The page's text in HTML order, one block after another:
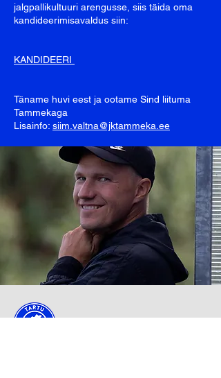
jalgpallikultuuri arengusse, siis täida oma
kandideerimisavaldus siin:
KANDIDEERI
Täname huvi eest ja ootame Sind liituma
Tammekaga
Lisainfo: siim.valtna@jktammeka.ee